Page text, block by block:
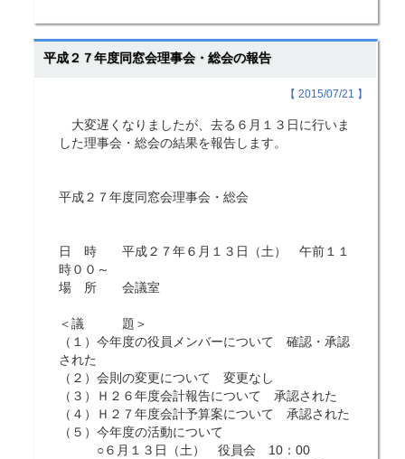
平成２７年度同窓会理事会・総会の報告
【 2015/07/21 】
大変遅くなりましたが、去る６月１３日に行いま
した理事会・総会の結果を報告します。
平成２７年度同窓会理事会・総会
日 時 平成２７年６月１３日（土） 午前１１
時００～
場 所 会議室
＜議 題＞
（１）今年度の役員メンバーについて 確認・承認
された
（２）会則の変更について 変更なし
（３）Ｈ２６年度会計報告について 承認された
（４）Ｈ２７年度会計予算案について 承認された
（５）今年度の活動について
○６月１３日（土） 役員会 10：00